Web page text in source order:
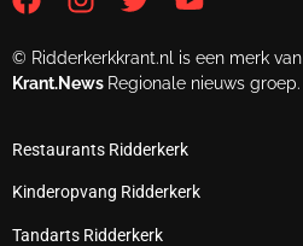
© Ridderkerkkrant.nl is een merk van
Krant.News Regionale nieuws groep.
Restaurants Ridderkerk
Kinderopvang Ridderkerk
Tandarts Ridderkerk